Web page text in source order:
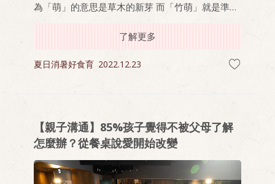
為「萌」的意思是草木的新芽 而「竹萌」就是準備
突破地表的竹子寶寶啦！
了解更多
夏日消暑好食育 2022.12.23
【親子溝通】85%孩子覺得不被父母了解
怎麼辦？從餐桌說愛開始改變